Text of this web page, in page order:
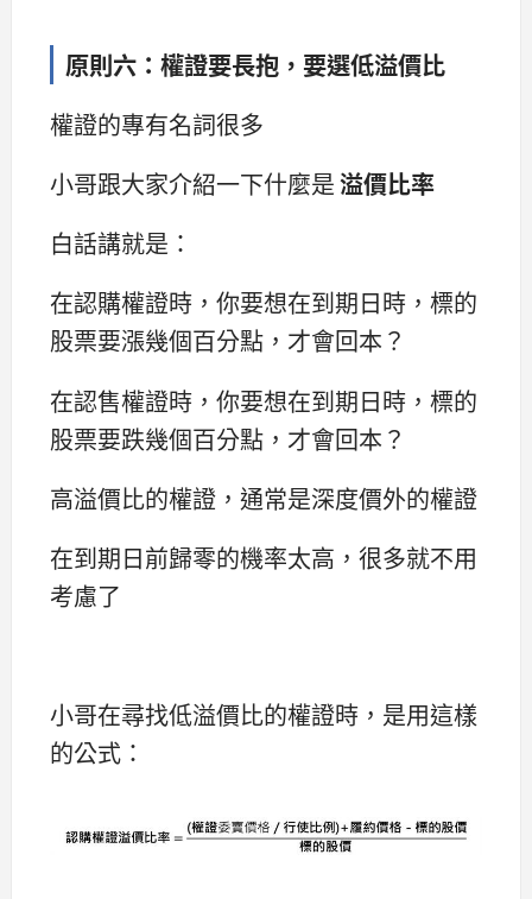
原則六：權證要長抱，要選低溢價比
權證的專有名詞很多
小哥跟大家介紹一下什麼是溢價比率
白話講就是：
在認購權證時，你要想在到期日時，標的
股票要漲幾個百分點，才會回本？
在認售權證時，你要想在到期日時，標的
股票要跌幾個百分點，才會回本？
高溢價比的權證，通常是深度價外的權證
在到期日前歸零的機率太高，很多就不用
考慮了
小哥在尋找低溢價比的權證時，是用這樣
的公式：